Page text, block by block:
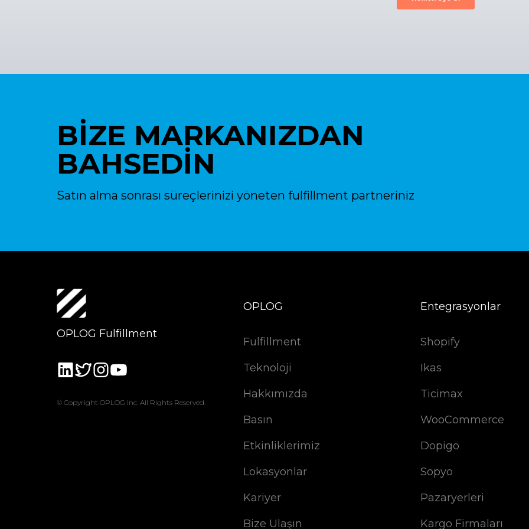
BİZE MARKANIZDAN
BAHSEDİN
Satın alma sonrası süreçlerinizi yöneten fulfillment partneriniz
OPLOG Fulfillment
© Copyright OPLOG Inc. All Rights Reserved.
OPLOG
Fulfillment
Teknoloji
Hakkımızda
Basın
Etkinliklerimiz
Lokasyonlar
Kariyer
Bize Ulaşın
Entegrasyonlar
Shopify
Ikas
Ticimax
WooCommerce
Dopigo
Sopyo
Pazaryerleri
Kargo Firmaları